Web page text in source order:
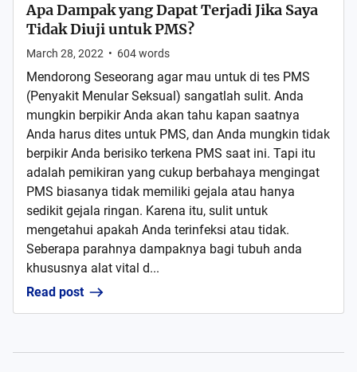
Apa Dampak yang Dapat Terjadi Jika Saya
Tidak Diuji untuk PMS?
March 28, 2022 • 604words
Mendorong Seseorang agar mau untuk di tes PMS
(Penyakit Menular Seksual) sangatlah sulit. Anda
mungkin berpikir Anda akan tahu kapan saatnya
Anda harus dites untuk PMS, dan Anda mungkin tidak
berpikir Anda berisiko terkena PMS saat ini. Tapi itu
adalah pemikiran yang cukup berbahaya mengingat
PMS biasanya tidak memiliki gejala atau hanya
sedikit gejala ringan. Karena itu, sulit untuk
mengetahui apakah Anda terinfeksi atau tidak.
Seberapa parahnya dampaknya bagi tubuh anda
khususnya alat vital d...
Read post